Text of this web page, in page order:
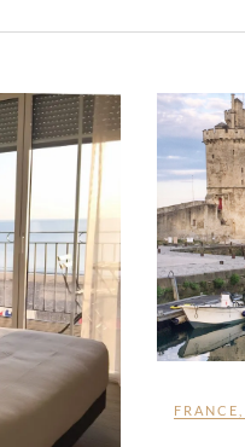
FRANCE